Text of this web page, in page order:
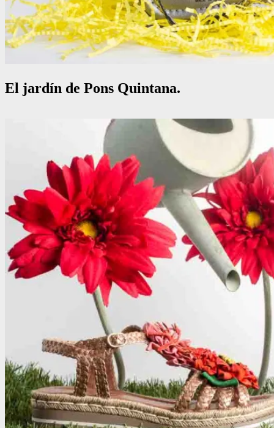
El jardín de Pons Quintana.